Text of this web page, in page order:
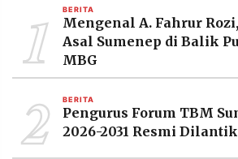
RESOLUSI
MEDIA
PRAMUDITA
©
Resolusi.co
2026
1 BERITA
Mengenal A. Fahrur
Asal Sumenep di Balik
MBG
2 BERITA
Pengurus Forum TBM
2026-2031 Resmi Dilantik